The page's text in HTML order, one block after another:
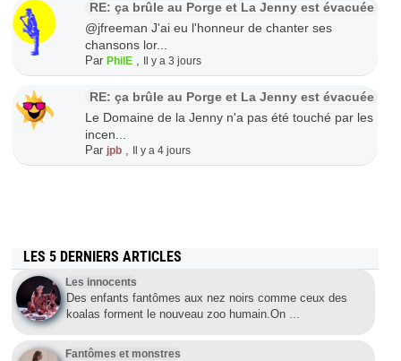
RE: ça brûle au Porge et La Jenny est évacuée
@jfreeman J'ai eu l'honneur de chanter ses
chansons lor...
ParPhilE Il y a 3 jours
RE: ça brûle au Porge et La Jenny est évacuée
Le Domaine de la Jenny n'a pas été touché par les
incen...
Parjpb Il y a 4 jours
LES 5 DERNIERS ARTICLES
Les innocents
Des enfants fantômes aux nez noirs comme ceux des
koalas forment le nouveau zoo humain.On …
Fantômes et monstres